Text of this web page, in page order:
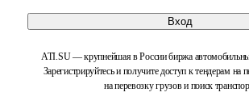
Вход
ATI.SU — крупнейшая в России биржа
Зарегистрируйтесь и получите доступ к тендерам на
на перевозку грузов и поиск